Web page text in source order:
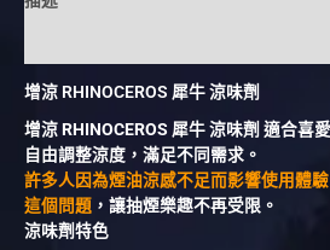
增涼 RHINOCEROS 犀牛 涼味劑
增涼 RHINOCEROS 犀牛 涼味劑 適合喜
自由調整涼度，滿足不同需求。
許多人因為煙油涼感不足而影響使用體
這個問題 ，讓抽煙樂趣不再受限。
涼味劑特色